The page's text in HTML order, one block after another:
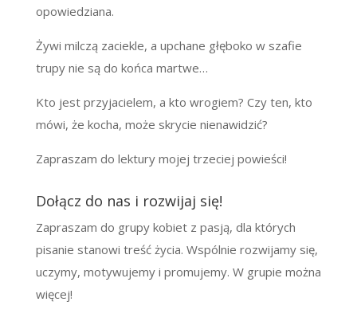
opowiedziana.
Żywi milczą zaciekle, a upchane głęboko w szafie
trupy nie są do końca martwe…
Kto jest przyjacielem, a kto wrogiem? Czy ten, kto
mówi, że kocha, może skrycie nienawidzić?
Zapraszam do lektury mojej trzeciej powieści!
Dołącz do nas i rozwijaj się!
Zapraszam do grupy kobiet z pasją, dla których
pisanie stanowi treść życia. Wspólnie rozwijamy się,
uczymy, motywujemy i promujemy. W grupie można
więcej!